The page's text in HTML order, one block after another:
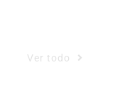
Ver todo